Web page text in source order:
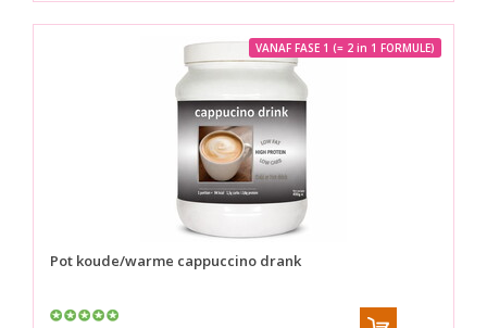
VANAF FASE 1 (= 2 in 1 FORMULE)
Pot koude/warme cappuccino drank